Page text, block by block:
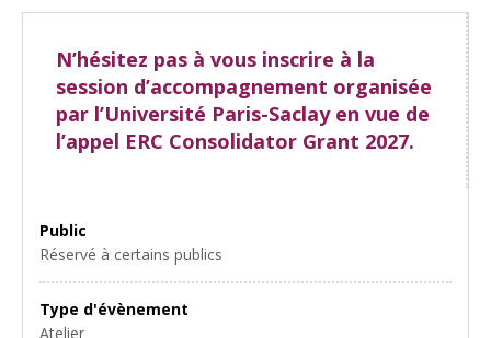
N’hésitez pas à vous inscrire à la
session d’accompagnement organisée
par l’Université Paris-Saclay en vue de
l’appel ERC Consolidator Grant 2027.
Public
Réservé à certains publics
Type d'évènement
Atelier